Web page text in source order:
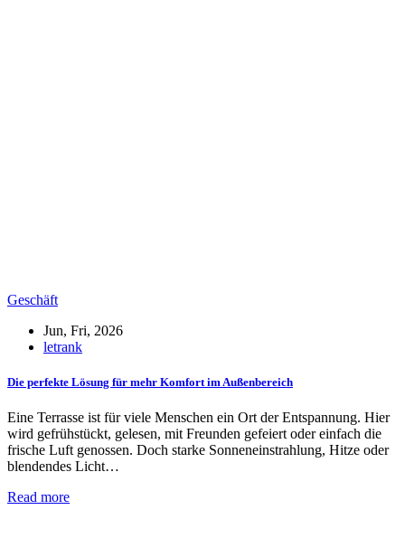
Geschäft
Jun, Fri, 2026
letrank
Die perfekte Lösung für mehr Komfort im Außenbereich
Eine Terrasse ist für viele Menschen ein Ort der Entspannung. Hier
wird gefrühstückt, gelesen, mit Freunden gefeiert oder einfach die
frische Luft genossen. Doch starke Sonneneinstrahlung, Hitze oder
blendendes Licht…
Read more